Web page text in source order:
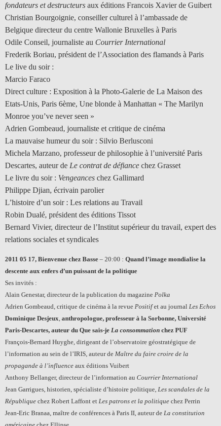
fondateurs et destructeurs aux éditions Francois Xavier de Guibert
Christian Bourgoignie, conseiller culturel à l’ambassade de
Belgique directeur du centre Wallonie Bruxelles à Paris
Odile Conseil, journaliste au Courrier International
Frederik Boriau, président de l’Association des flamands à Paris
Le live du soir :
Marcio Faraco
Direct culture : Exposition à la Photo-Galerie de La Maison des
Etats-Unis, Paris 6ème, Une blonde à Manhattan « The Marilyn
Monroe you’ve never seen »
Adrien Gombeaud, journaliste et critique de cinéma
La mauvaise humeur du soir : Silvio Berlusconi
Michela Marzano, professeur de philosophie à l’université Paris
Descartes, auteur de Le contrat de défiance chez Grasset
Le livre du soir : Vengeances chez Gallimard
Philippe Djian, écrivain parolier
L’histoire d’un soir : Les relations au Travail
Robin Dualé, président des éditions Tissot
Bernard Vivier, directeur de l’Institut supérieur du travail, expert des
relations sociales et syndicales
2011 05 17, Bienvenue chez Basse – 20:00 : Quand l’image mondialise la
descente aux enfers d’un puissant de la politique
Ses invités :
Alain Genestar, directeur de la publication du magazine Polka
Adrien Gombeaud, critique de cinéma à la revue Positifet au journal Les Echos
Dominique Desjeux, anthropologue, professeur à la Sorbonne, Université
Paris-Descartes, auteur du Que sais-je La consommation chez PUF
François-Bernard Huyghe, dirigeant de l’observatoire géostratégique de
l’information au sein de l’IRIS, auteur de Maître du faire croire de la
propagande à l’influence aux éditions Vuibert
Anthony Bellanger, directeur de l’information au Courrier International
Jean Garrigues, historien, spécialiste d’histoire politique, Les scandales de la
République chez Robert Laffont et Les patrons et la politique chez Perrin
Jean-Eric Branaa, maître de conférences à Paris II, auteur de La constitution